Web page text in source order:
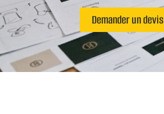
Demander un devis